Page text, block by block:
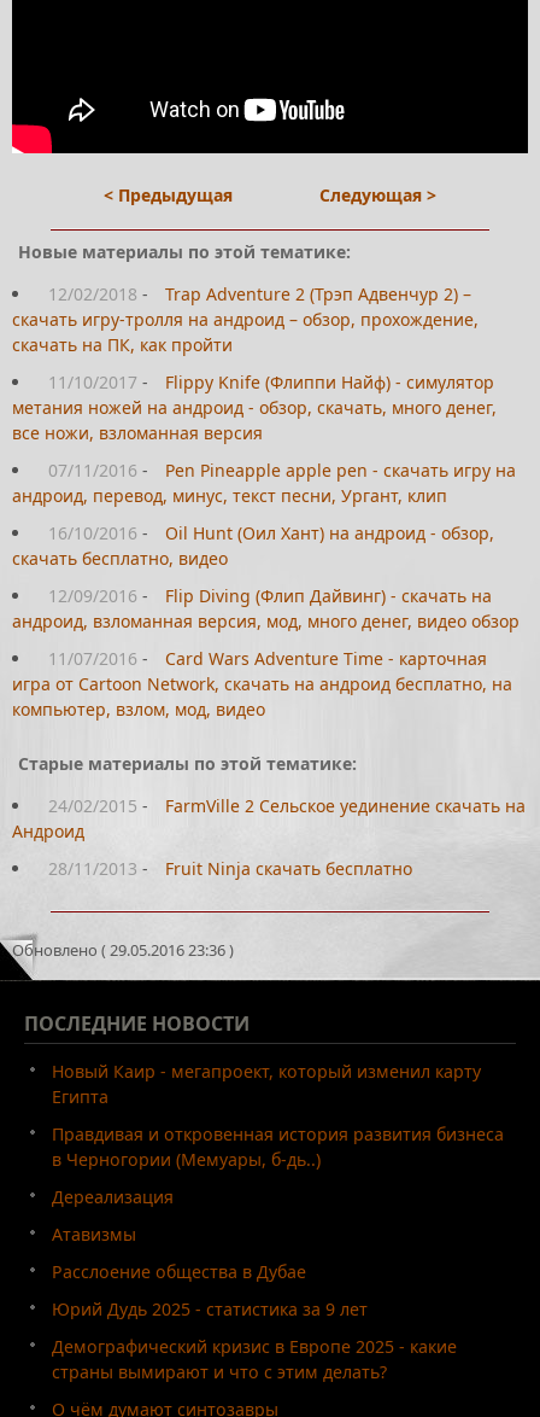
< Предыдущая Следующая >
Новые материалы по этой тематике:
12/02/2018 -
Trap Adventure 2 (Трэп Адвенчур 2) –
скачать игру-тролля на андроид – обзор, прохождение,
скачать на ПК, как пройти
11/10/2017 -
Flippy Knife (Флиппи Найф) - симулятор
метания ножей на андроид - обзор, скачать, много денег,
все ножи, взломанная версия
07/11/2016 -
Pen Pineapple apple pen - cкачать игру на
андроид, перевод, минус, текст песни, Ургант, клип
16/10/2016 -
Oil Hunt (Оил Хант) на андроид - обзор,
скачать бесплатно, видео
12/09/2016 -
Flip Diving (Флип Дайвинг) - скачать на
андроид, взломанная версия, мод, много денег, видео обзор
11/07/2016 -
Card Wars Adventure Time - карточная
игра от Cartoon Network, скачать на андроид бесплатно, на
компьютер, взлом, мод, видео
Старые материалы по этой тематике:
24/02/2015 -
FarmVille 2 Cельское уединение скачать на
Андроид
28/11/2013 - Fruit Ninja скачать бесплатно
Обновлено ( 29.05.2016 23:36 )
ПОСЛЕДНИЕ НОВОСТИ
Новый Каир - мегапроект, который изменил карту
Египта
Правдивая и откровенная история развития бизнеса
в Черногории (Мемуары, б-дь..)
Дереализация
Атавизмы
Расслоение общества в Дубае
Юрий Дудь 2025 - статистика за 9 лет
Демографический кризис в Европе 2025 - какие
страны вымирают и что с этим делать?
О чём думают синтозавры